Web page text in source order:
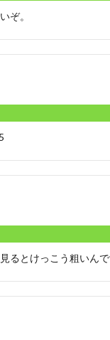
ぞ。
るとけっこう粗いん